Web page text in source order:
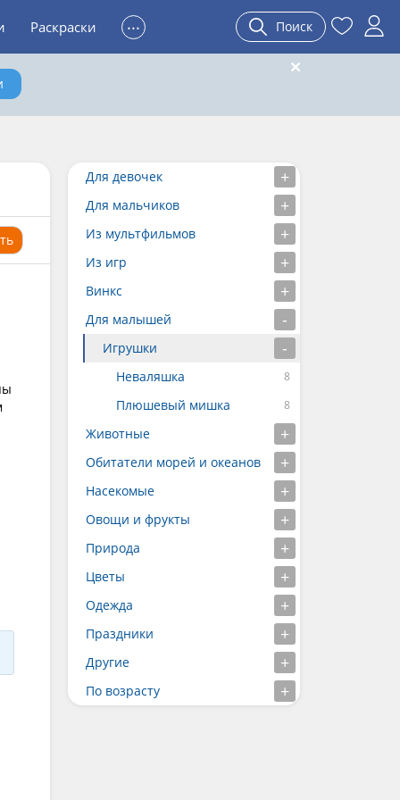
Раскраски ... Поиск
Для девочек
Для мальчиков
Из мультфильмов
Из игр
Винкс
Для малышей
Игрушки
Неваляшка
Плюшевый мишка
Животные
Обитатели морей и океанов
Насекомые
Овощи и фрукты
Природа
Цветы
Одежда
Праздники
Другие
По возрасту